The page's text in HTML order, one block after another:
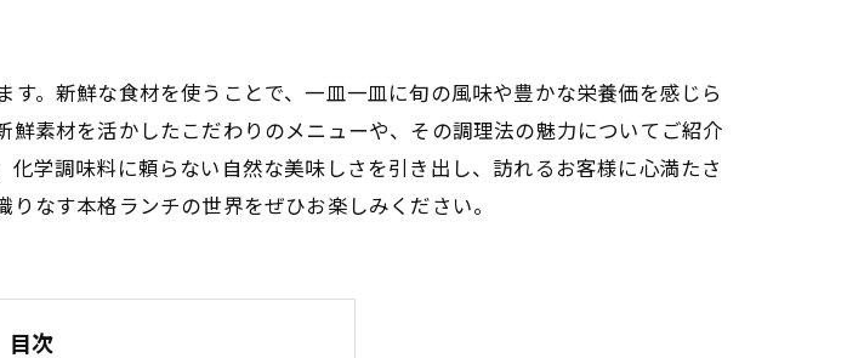
。新鮮な食材を使うことで、一皿一皿に旬の風味や豊かな栄養価を感じら
素材を活かしたこだわりのメニューや、その調理法の魅力についてご紹介
学調味料に頼らない自然な美味しさを引き出し、訪れるお客様に心満たさ
なす本格ランチの世界をぜひお楽しみください。
目次